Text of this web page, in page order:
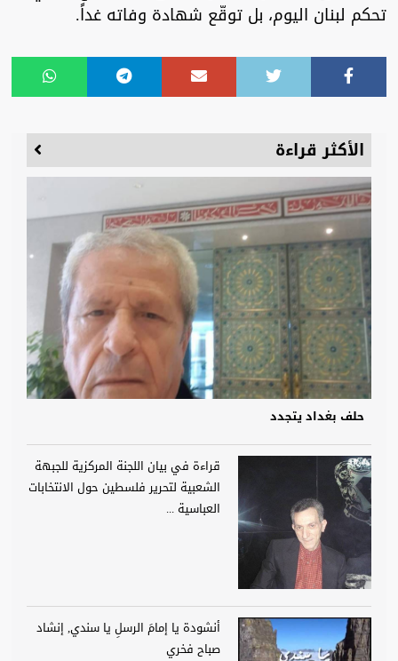
تحكم لبنان اليوم، بل توقّع شهادة وفاته غداً.
الأكثر قراءة
حلف بغداد يتجدد
قراءة في بيان اللجنة المركزية للجبهة
الشعبية لتحرير فلسطين حول الانتخابات
العباسية ...
أنشودة يا إمامَ الرسلِ يا سندي, إنشاد
صباح فخري